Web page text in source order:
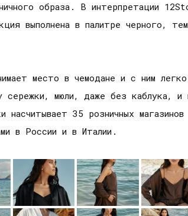
образа. В интерпретации
выполнена в палитре черного,
место в чемодане и с ним
сережки, мюли, даже без каблука, и
35 розничных
в России и в Италии.